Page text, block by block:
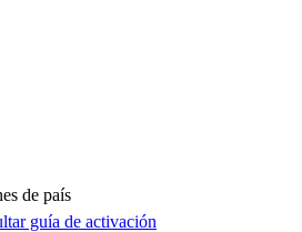
de país
guía de activación